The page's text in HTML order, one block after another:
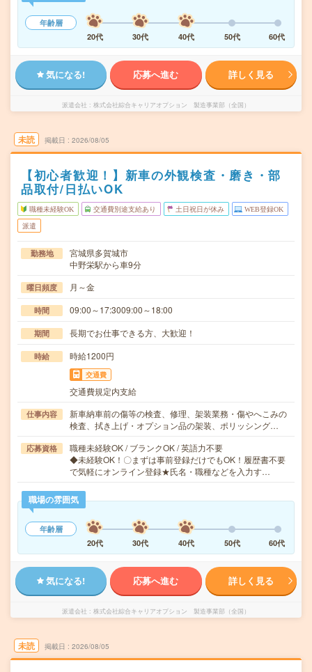
年齢層
20代
30代 40代 50代 60代
気になる! 応募へ進む 詳しく見る
派遣会社 株式会社綜合キャリアオプション 製造事業部（全国）
未読 掲載日 2026/08/05
【初心者歓迎！】新車の外観検査・磨き・部
品取付/日払いOK
職種未経験OK 交通費別途支給あり 土日祝日が休み WEB登録OK
派遣
勤務地
宮城県多賀城市
中野栄駅から車9分
曜日頻度 月～金
時間 09:00～17:3009:00～18:00
期間 長期でお仕事できる方、大歓迎！
時給 時給1200円
交通費
交通費規定内支給
仕事内容
新車納車前の傷等の検査、修理、架装業務・傷やへこみの
検査、拭き上げ・オプション品の架装、ポリッシング…
応募資格
職種未経験OK / ブランクOK / 英語力不要
◆未経験OK！〇まずは事前登録だけでもOK！履歴書不要
で気軽にオンライン登録★氏名・職種などを入力す…
職場の雰囲気
年齢層
20代
30代 40代 50代 60代
気になる! 応募へ進む 詳しく見る
派遣会社 株式会社綜合キャリアオプション 製造事業部（全国）
未読 掲載日 2026/08/05